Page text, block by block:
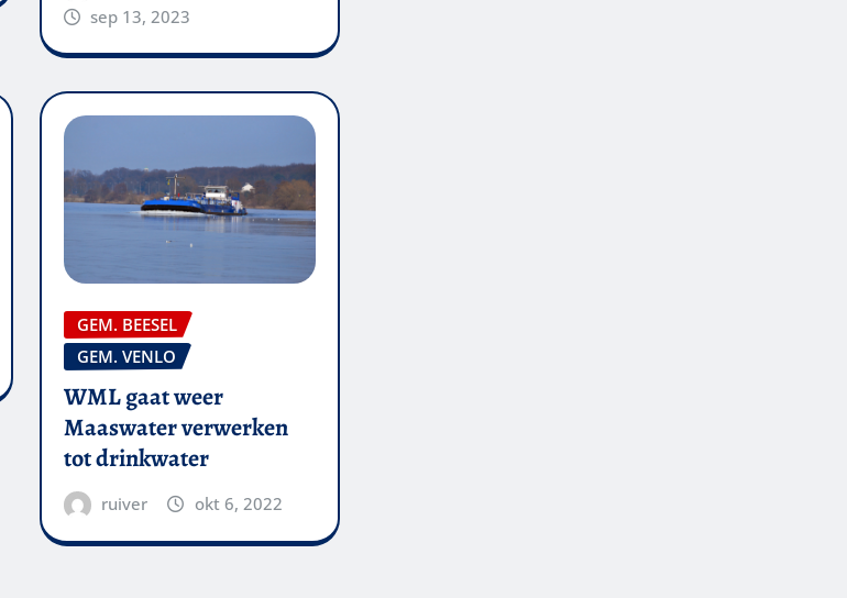
sep 13, 2023
GEM. BEESEL
GEM. VENLO
WML gaat weer
Maaswater verwerken
tot drinkwater
ruiver okt 6, 2022